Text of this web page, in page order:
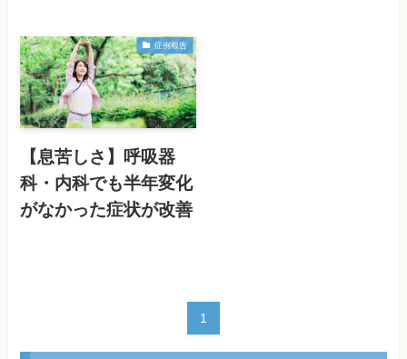
症例報告
【息苦しさ】呼吸器
科・内科でも半年変化
がなかった症状が改善
1